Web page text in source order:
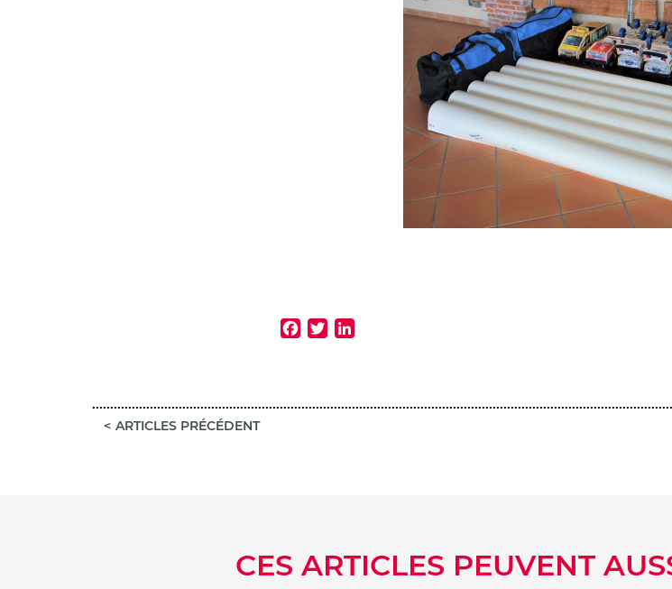
Facebook
Twitter
ARTICLES PRÉCÉDENT
CES ARTICLES PEUVENT